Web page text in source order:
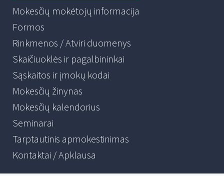
Mokesčių mokėtojų informacija
Formos
Rinkmenos / Atviri duomenys
Skaičiuoklės ir pagalbininkai
Sąskaitos ir įmokų kodai
Mokesčių žinynas
Mokesčių kalendorius
Seminarai
Tarptautinis apmokestinimas
Kontaktai / Apklausa